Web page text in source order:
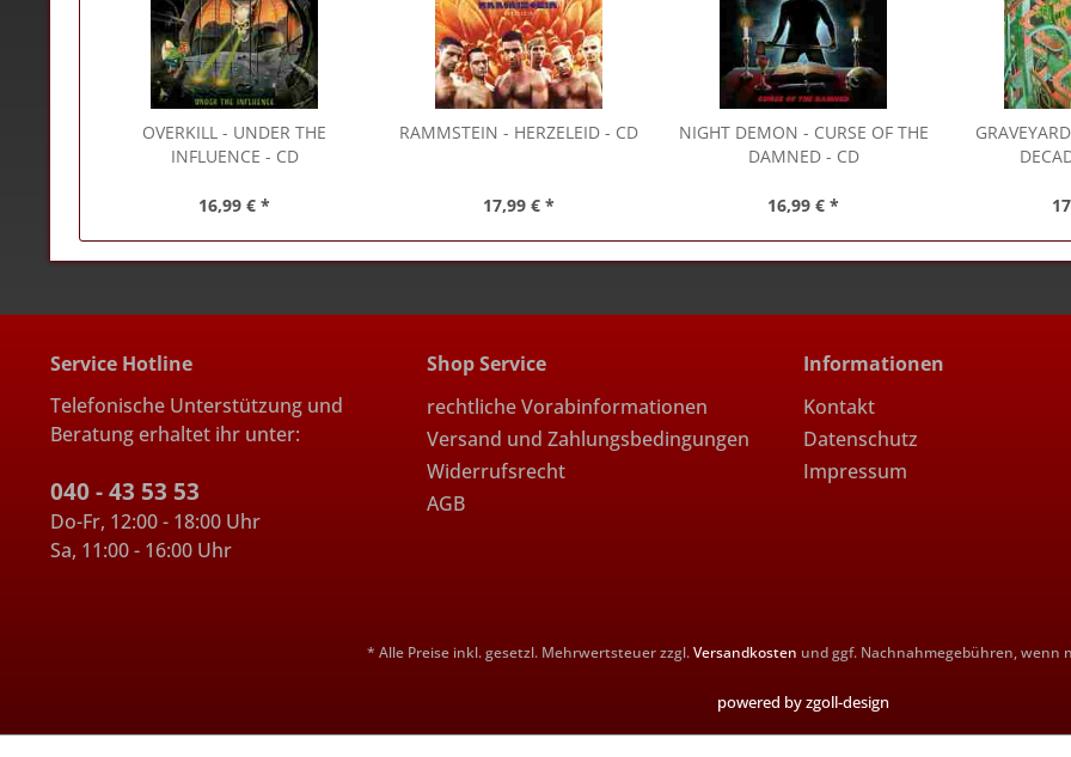
OVERKILL - UNDER THE
INFLUENCE - CD
16,99 € *
RAMMSTEIN - HERZELEID - CD
17,99 € *
NIGHT DEMON - CURSE OF THE
DAMNED - CD
16,99 € *
GRAVEYARD
Service Hotline
Telefonische Unterstützung und
Beratung erhaltet ihr unter:
040 - 43 53 53
Do-Fr, 12:00 - 18:00 Uhr
Sa, 11:00 - 16:00 Uhr
Shop Service
rechtliche Vorabinformationen
Versand und Zahlungsbedingungen
Widerrufsrecht
AGB
Informationen
Kontakt
Datenschutz
Impressum
* Alle Preise inkl. gesetzl. Mehrwertsteuer zzgl.Versandkosten und ggf. Nachnahmegebühren, wenn
powered by zgoll-design